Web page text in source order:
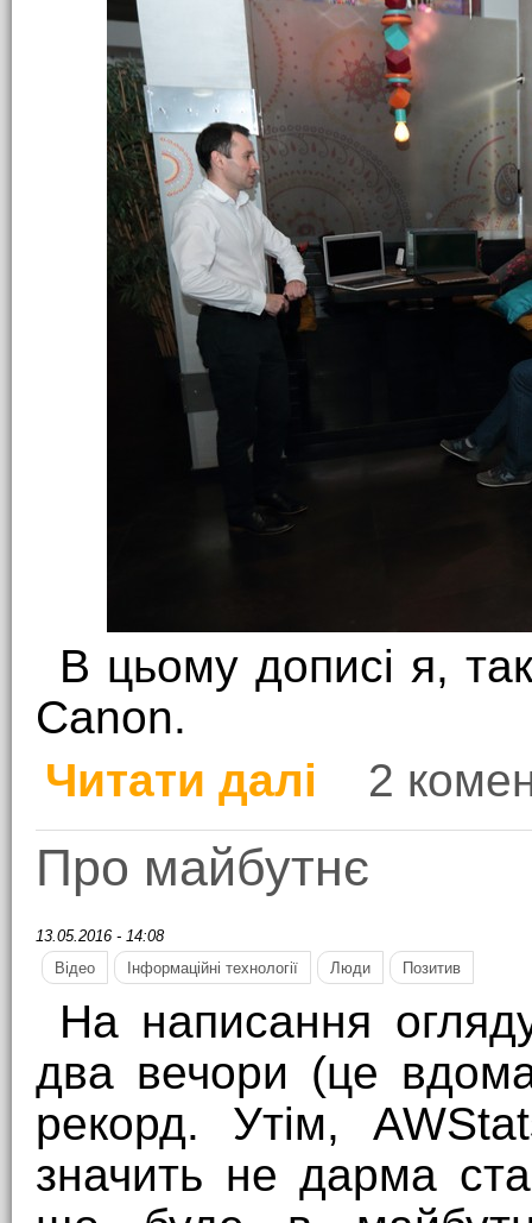
В цьому дописі я,
Canon.
Читати далі
про Я і
2
Про майбутнє
13.05.2016 - 14:08
Відео
Інформаційні технології Люди Позитив
На написання
два вечори (це
рекорд. Утім,
значить не дарма